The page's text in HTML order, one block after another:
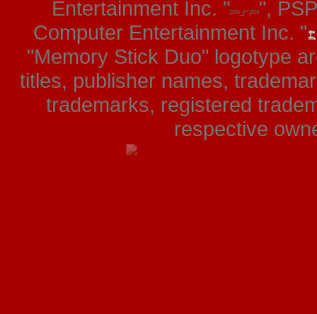
Entertainment Inc. "
",
Computer Entertainment Inc. "
"Memory Stick Duo" logotype
titles, publisher names,
trademarks, registered
respective